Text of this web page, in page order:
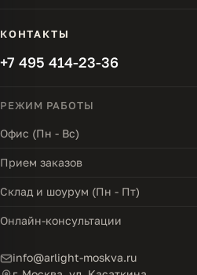
КОНТАКТЫ
+7 495 414-23-36
РЕЖИМ РАБОТЫ
Офис (Пн - Вс)
Прием заказов
Склад и шоурум (Пн - Пт)
Онлайн-консультации
info@arlight-moskva.ru